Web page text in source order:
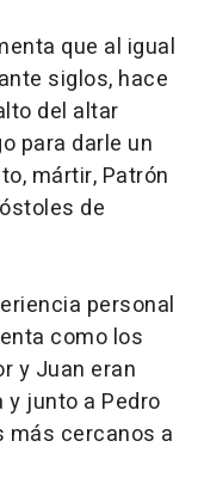
que al igual
siglos, hace
del altar
para darle un
mártir, Patrón
de
personal
como los
y Juan eran
y junto a Pedro
más cercanos a